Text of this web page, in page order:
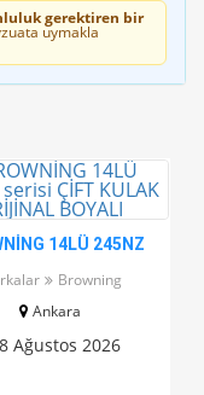
gerektiren bir
uymakla
14LÜ 245NZ
Browning
Ankara
8 Ağustos 2026